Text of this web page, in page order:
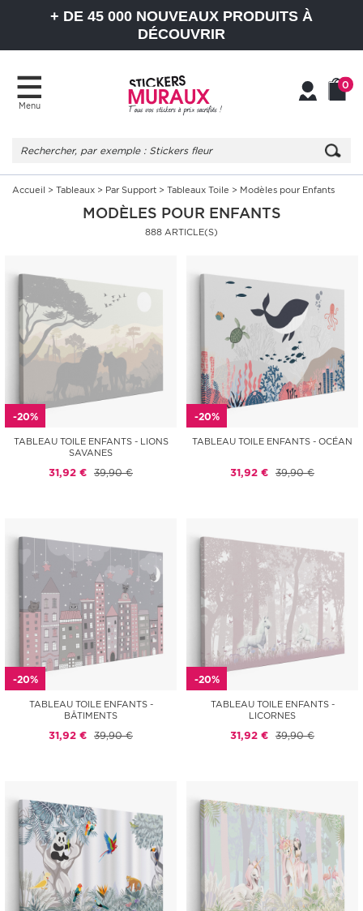
+ DE 45 000 NOUVEAUX PRODUITS À
DÉCOUVRIR
Menu
0
Accueil > Tableaux > Par Support > Tableaux Toile > Modèles pour Enfants
MODÈLES POUR ENFANTS
888 ARTICLE(S)
-20%
TABLEAU TOILE ENFANTS - LIONS
SAVANES
31,92 € 39,90 €
-20%
TABLEAU TOILE ENFANTS - OCÉAN
31,92 € 39,90 €
-20%
TABLEAU TOILE ENFANTS -
BÂTIMENTS
31,92 € 39,90 €
-20%
TABLEAU TOILE ENFANTS -
LICORNES
31,92 € 39,90 €